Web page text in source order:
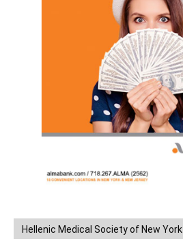
Hellenic Medical Society of New York